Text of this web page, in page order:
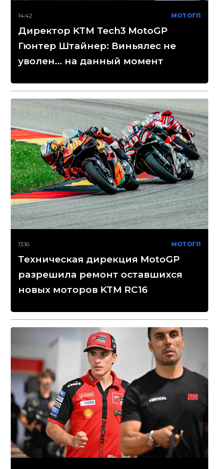
14:42 МОТОГП
Директор KTM Tech3 MotoGP
Гюнтер Штайнер: Виньялес не
уволен... на данный момент
13:16 МОТОГП
Техническая дирекция MotoGP
разрешила ремонт оставшихся
новых моторов KTM RC16